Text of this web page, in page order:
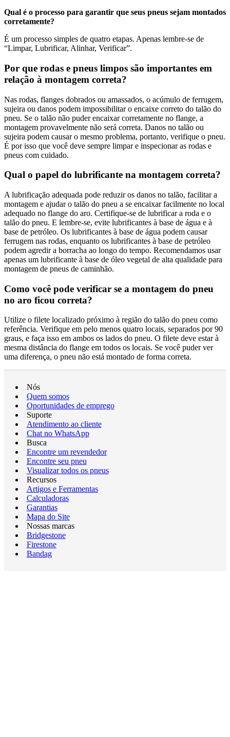
Qual é o processo para garantir que seus pneus sejam montados
corretamente?
É um processo simples de quatro etapas. Apenas lembre-se de
“Limpar, Lubrificar, Alinhar, Verificar”.
Por que rodas e pneus limpos são importantes em
relação à montagem correta?
Nas rodas, flanges dobrados ou amassados, o acúmulo de ferrugem,
sujeira ou danos podem impossibilitar o encaixe correto do talão do
pneu. Se o talão não puder encaixar corretamente no flange, a
montagem provavelmente não será correta. Danos no talão ou
sujeira podem causar o mesmo problema, portanto, verifique o pneu.
É por isso que você deve sempre limpar e inspecionar as rodas e
pneus com cuidado.
Qual o papel do lubrificante na montagem correta?
A lubrificação adequada pode reduzir os danos no talão, facilitar a
montagem e ajudar o talão do pneu a se encaixar facilmente no local
adequado no flange do aro. Certifique-se de lubrificar a roda e o
talão do pneu. E lembre-se, evite lubrificantes à base de água e à
base de petróleo. Os lubrificantes à base de água podem causar
ferrugem nas rodas, enquanto os lubrificantes à base de petróleo
podem agredir a borracha ao longo do tempo. Recomendamos usar
apenas um lubrificante à base de óleo vegetal de alta qualidade para
montagem de pneus de caminhão.
Como você pode verificar se a montagem do pneu
no aro ficou correta?
Utilize o filete localizado próximo à região do talão do pneu como
referência. Verifique em pelo menos quatro locais, separados por 90
graus, e faça isso em ambos os lados do pneu. O filete deve estar à
mesma distância do flange em todos os locais. Se você puder ver
uma diferença, o pneu não está montado de forma correta.
Nós
Quem somos
Oportunidades de emprego
Suporte
Atendimento ao cliente
Chat no WhatsApp
Busca
Encontre um revendedor
Encontre seu pneu
Visualizar todos os pneus
Recursos
Artigos e Ferramentas
Calculadoras
Garantias
Mapa do Site
Nossas marcas
Bridgestone
Firestone
Bandag